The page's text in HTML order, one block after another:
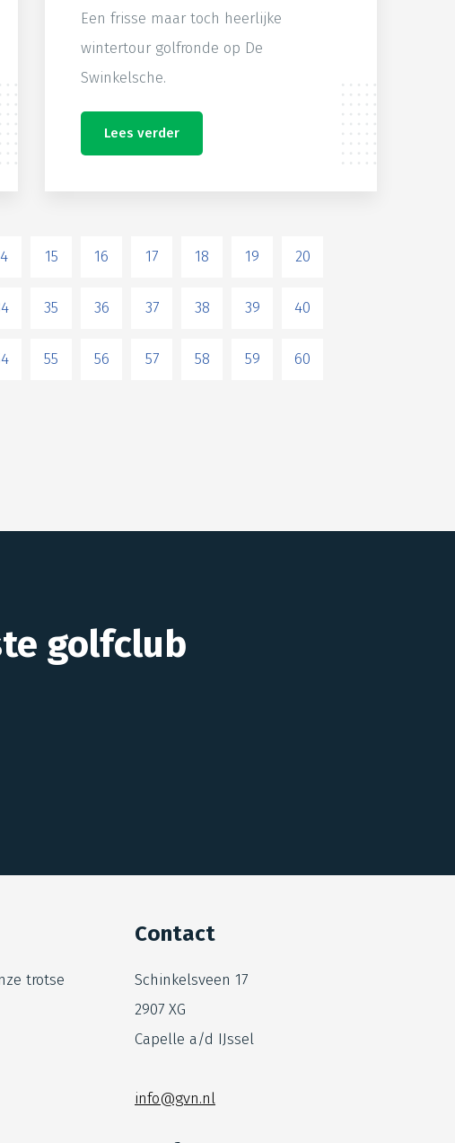
Een frisse maar toch heerlijke
wintertour golfronde op De
Swinkelsche.
Lees verder
15 16 17 18 19 20
35 36 37 38 39 40
55 56 57 58 59 60
golfclub
trotse
Contact
Schinkelsveen 17
2907 XG
Capelle a/d IJssel
info@gvn.nl